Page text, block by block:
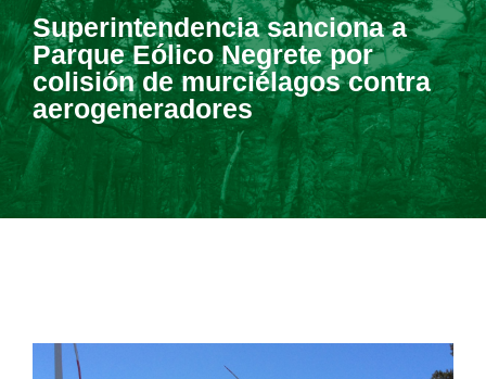
Superintendencia sanciona a
Parque Eólico Negrete por
colisión de murciélagos contra
aerogeneradores